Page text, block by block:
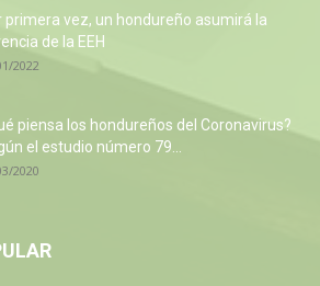
primera vez, un hondureño asumirá la
de la EEH
2022
piensa los hondureños del Coronavirus?
el estudio número 79...
2020